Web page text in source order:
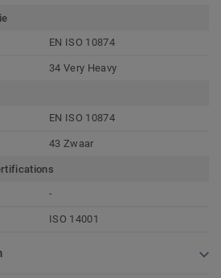
EN ISO 10874
34 Very Heavy
EN ISO 10874
43 Zwaar
-
ISO 14001